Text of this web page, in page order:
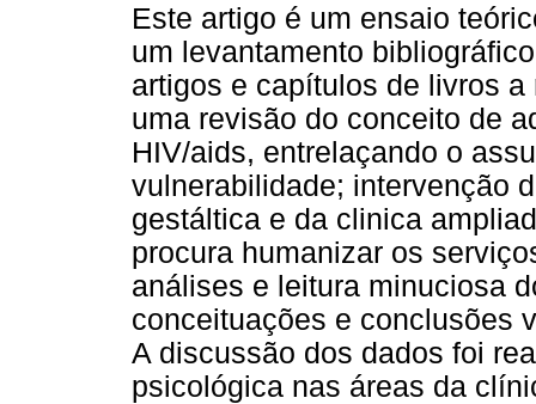
Este artigo é um ensaio
um levantamento
artigos e capítulos de livros
uma revisão do conceito de
HIV/aids, entrelaçando o
vulnerabilidade; intervenção
gestáltica e da clinica
procura humanizar os
análises e leitura minuciosa
conceituações e conclusões
A discussão dos dados foi
psicológica nas áreas da